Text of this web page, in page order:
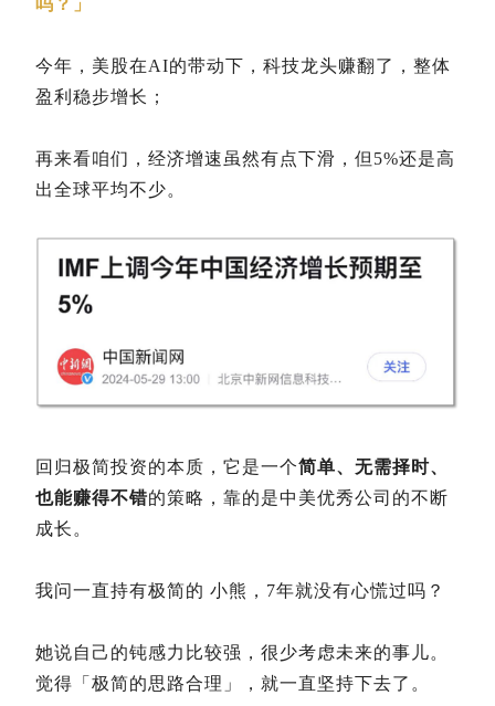
吗？」
今年，美股在AI的带动下，科技龙头赚翻了，整体
盈利稳步增长；
再来看咱们，经济增速虽然有点下滑，但5%还是高
出全球平均不少。
回归极简投资的本质，它是一个简单、无需择时、
也能赚得不错的策略，靠的是中美优秀公司的不断
成长。
我问一直持有极简的 小熊，7年就没有心慌过吗？
她说自己的钝感力比较强，很少考虑未来的事儿。
觉得「极简的思路合理」，就一直坚持下去了。